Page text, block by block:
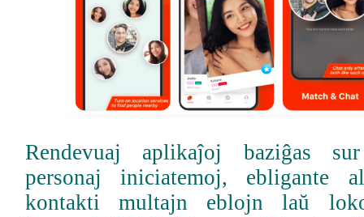
Rendevuaj aplikaĵoj baziĝas
personaj iniciatemoj, ebligante
kontakti multajn eblojn laŭ